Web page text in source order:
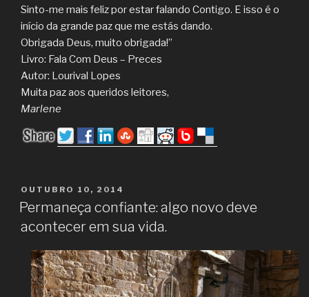
Sinto-me mais feliz por estar falando Contigo. E isso é o
início da grande paz que me estás dando.
Obrigada Deus, muito obrigada!”
Livro: Fala Com Deus – Preces
Autor: Lourival Lopes
Muita paz aos queridos leitores,
Marlene
PUBLICADO
EM
OUTUBRO 10, 2014
Permaneça confiante: algo novo deve
acontecer em sua vida.